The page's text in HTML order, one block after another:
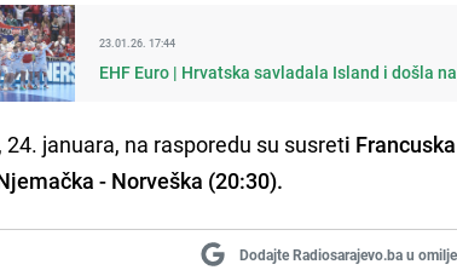
23.01.26. 17:44
EHF Euro | Hrvatska savladala Island i došla
24. januara, na rasporedu su susreti
- Norveška (20:30).
Dodajte Radiosarajevo.ba u